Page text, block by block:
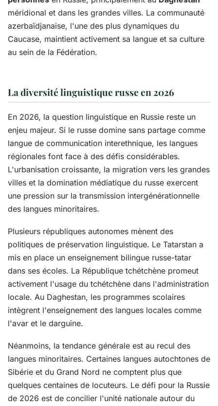
méridional et dans les grandes villes. La communauté
azerbaïdjanaise, l'une des plus dynamiques du
Caucase, maintient activement sa langue et sa culture
au sein de la Fédération.
La diversité linguistique russe en 2026
En 2026, la question linguistique en Russie reste un
enjeu majeur. Si le russe domine sans partage comme
langue de communication interethnique, les langues
régionales font face à des défis considérables.
L'urbanisation croissante, la migration vers les grandes
villes et la domination médiatique du russe exercent
une pression sur la transmission intergénérationnelle
des langues minoritaires.
Plusieurs républiques autonomes mènent des
politiques de préservation linguistique. Le Tatarstan a
mis en place un enseignement bilingue russe-tatar
dans ses écoles. La République tchétchène promeut
activement l'usage du tchétchène dans l'administration
locale. Au Daghestan, les programmes scolaires
intègrent l'enseignement des langues locales comme
l'avar et le darguine.
Néanmoins, la tendance générale est au recul des
langues minoritaires. Certaines langues autochtones de
Sibérie et du Grand Nord ne comptent plus que
quelques centaines de locuteurs. Le défi pour la Russie
de 2026 est de concilier l'unité nationale autour du